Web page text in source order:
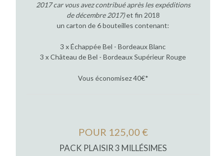
2017 car vous avez contribué après les expéditions
de décembre 2017)et fin 2018
un carton de 6 bouteilles contenant:
3 x Échappée Bel - Bordeaux Blanc
3 x Château de Bel - Bordeaux Supérieur Rouge
Vous économisez 40€*
POUR 125,00 €
PACK PLAISIR 3 MILLÉSIMES